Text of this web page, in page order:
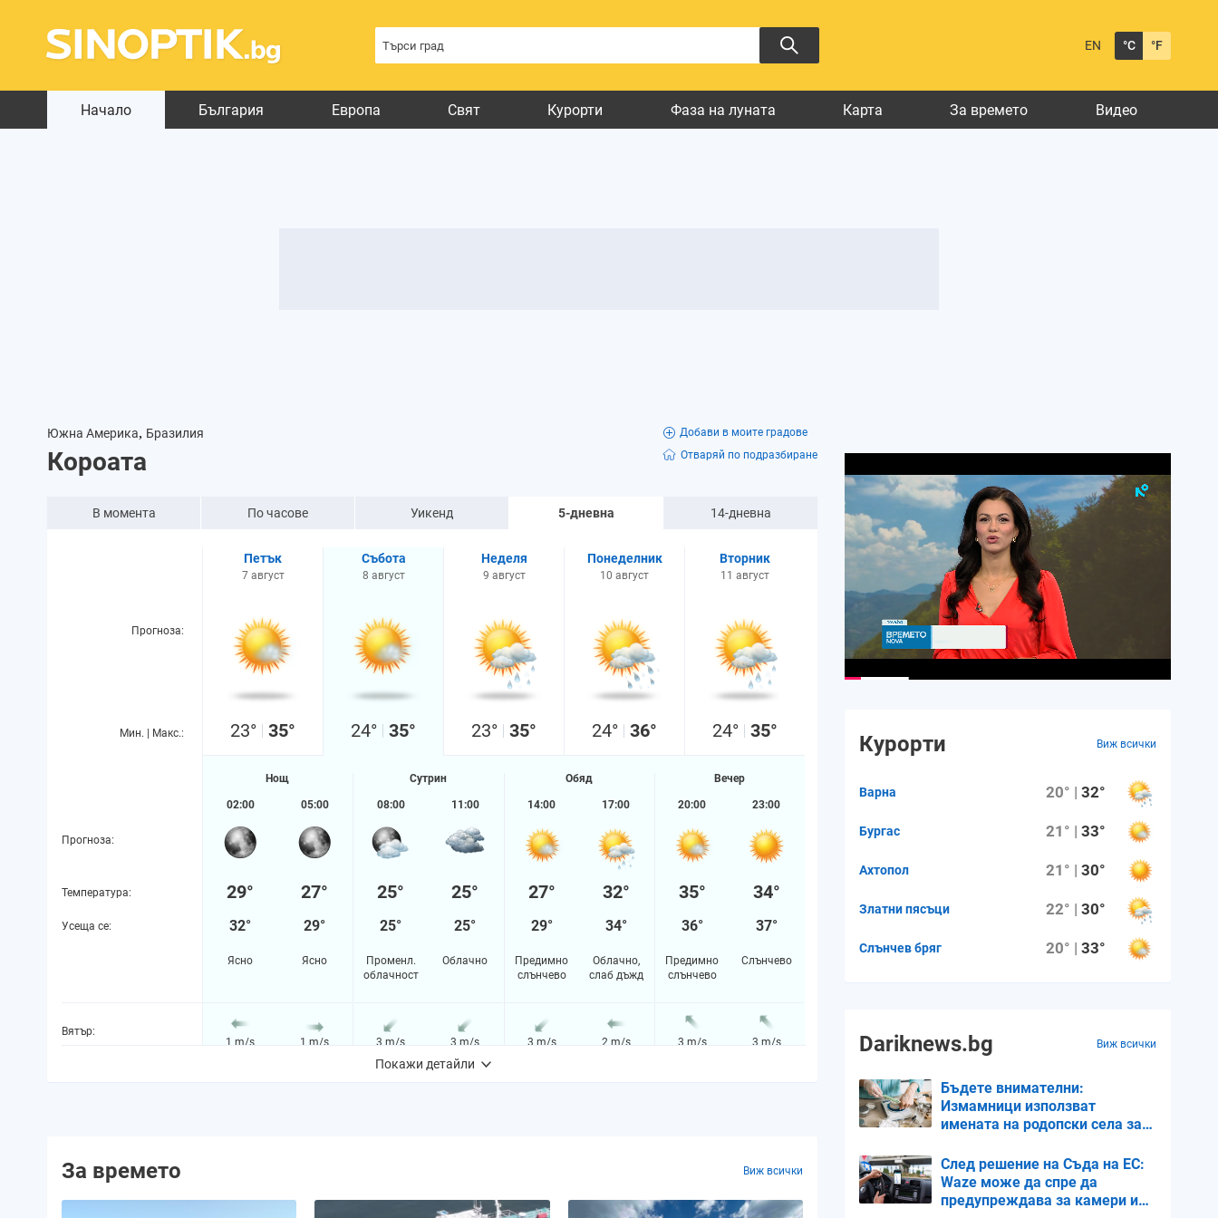
EN °C °F
Начало България Европа Свят Курорти Фаза на луната Карта За времето Видео
Южна Америка, Бразилия
Короата
Добави в моите градове
Отваряй по подразбиране
В момента По часове Уикенд 5-дневна 14-дневна
Прогноза:
Мин. | Макс.:
Прогноза:
Температура:
Усеща се:
Вятър:
Вероятност за буря:
Петък
7 август
23° 35°
Събота
8 август
24° 35°
Неделя
9 август
23° 35°
Понеделник
10 август
24° 36°
Вторник
11 август
24° 35°
Нощ
02:00
29°
32°
Ясно
1 m/s
0%
05:00
27°
29°
Ясно
1 m/s
0%
Сутрин
08:00
25°
25°
Променл.
облачност
3 m/s
0%
11:00
25°
25°
Облачно
3 m/s
0%
Обяд
14:00
27°
29°
Предимно
слънчево
3 m/s
0%
17:00
32°
34°
Облачно,
слаб дъжд
2 m/s
0%
Вечер
20:00
35°
36°
Предимно
слънчево
3 m/s
0%
23:00
34°
37°
Слънчево
3 m/s
0%
Покажи детайли
За времето Виж всички
Курорти Виж всички
Варна 20° |32°
Бургас 21° |33°
Ахтопол 21° |30°
Златни пясъци 22° |30°
Слънчев бряг 20° |33°
Dariknews.bg Виж всички
Бъдете внимателни:
Измамници използват
имената на родопски села за
мехлеми
След решение на Съда на ЕС:
Waze може да спре да
предупреждава за камери и